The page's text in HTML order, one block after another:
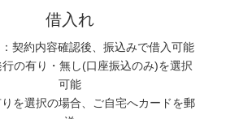
借入れ
契約内容確認後、振込みで借入可能
の有り・無し(口座振込のみ)を選択
可能
りを選択の場合、ご自宅へカードを郵